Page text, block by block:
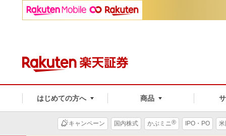
はじめての方へ 商品
キャンペーン 国内株式 かぶミニ® IPO・PO